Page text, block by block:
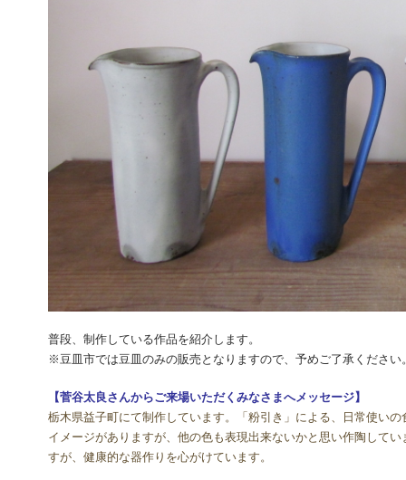
普段、制作している作品を紹介します。
※豆皿市では豆皿のみの販売となりますので、予めご了承ください
【菅谷太良さんからご来場いただくみなさまへメッセージ】
栃木県益子町にて制作しています。「粉引き」による、日常使い
イメージがありますが、他の色も表現出来ないかと思い作陶して
すが、健康的な器作りを心がけています。